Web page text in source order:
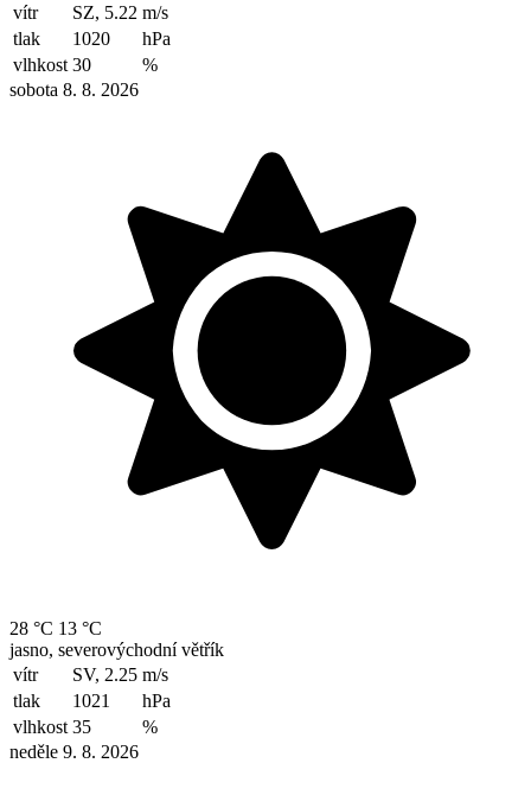
vítr
SZ, 5.22 m/s
tlak
1020
hPa
vlhkost 30
%
sobota 8. 8. 2026
28 °C 13 °C
jasno, severovýchodní větřík
vítr
SV, 2.25 m/s
tlak
1021
hPa
vlhkost 35
%
neděle 9. 8. 2026